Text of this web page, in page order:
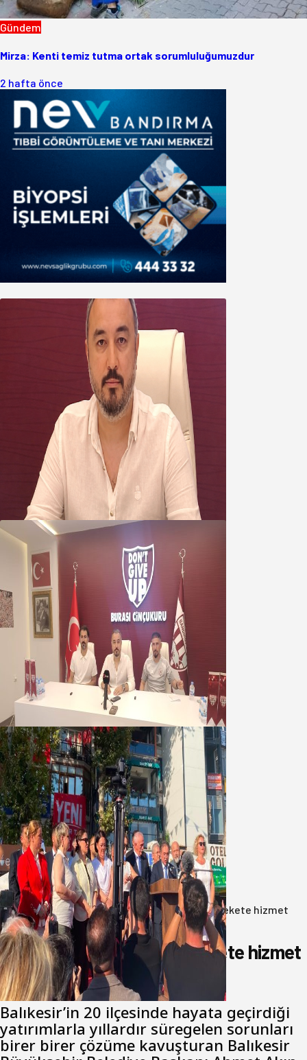
Gündem
Mirza: Kenti temiz tutma ortak sorumluluğumuzdur
2 hafta önce
Oğuzbeyi’nden Balıkesirspor
yönetimine cevap : Herkes kendine
yakışanı yapar, buluttan nem
kapmayın!
07 Ağustos 2026
Oğuzbeyi : Transferlerde takımın
geleceğini, kulübün ekonomisini
düşündük
Yeni Parti Bandırma Teşkilatı kuruldu
06 Ağustos 2026
Anasayfa/Gündem/Akın: Benim derdim memlekete hizmet
hemşerim!
Akın: Benim derdim memlekete hizmet
hemşerim!
Balıkesir’in 20 ilçesinde hayata geçirdiği
yatırımlarla yıllardır süregelen sorunları
birer birer çözüme kavuşturan Balıkesir